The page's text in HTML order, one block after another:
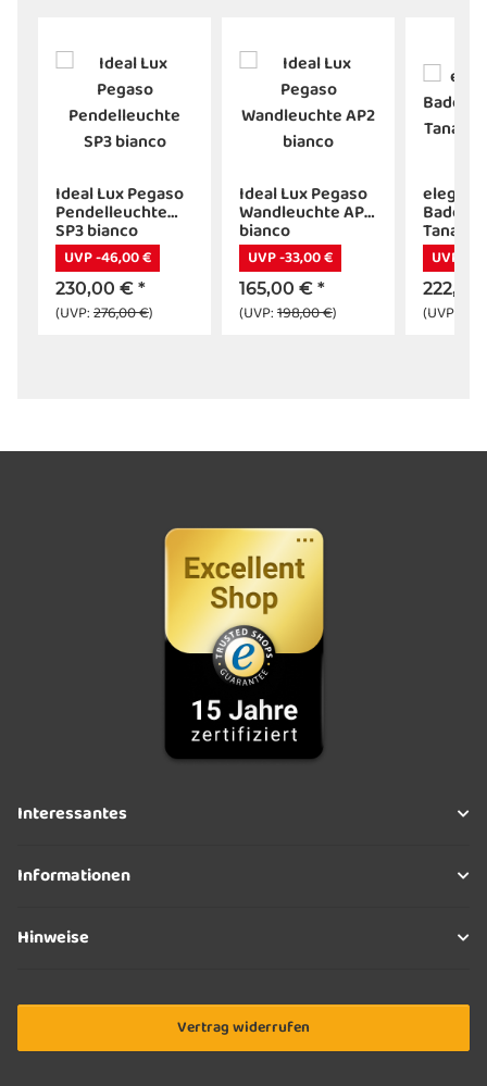
Ideal Lux Pegaso
Pendelleuchte
SP3 bianco
UVP -46,00 €
230,00 € *
(UVP:276,00 €)
Ideal Lux Pegaso
Wandleuchte AP2
bianco
UVP -33,00 €
165,00 € *
(UVP:198,00 €)
Tana
UVP -
(UVP:
Interessantes
Informationen
Hinweise
Vertrag widerrufen